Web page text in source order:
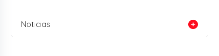
Noticias